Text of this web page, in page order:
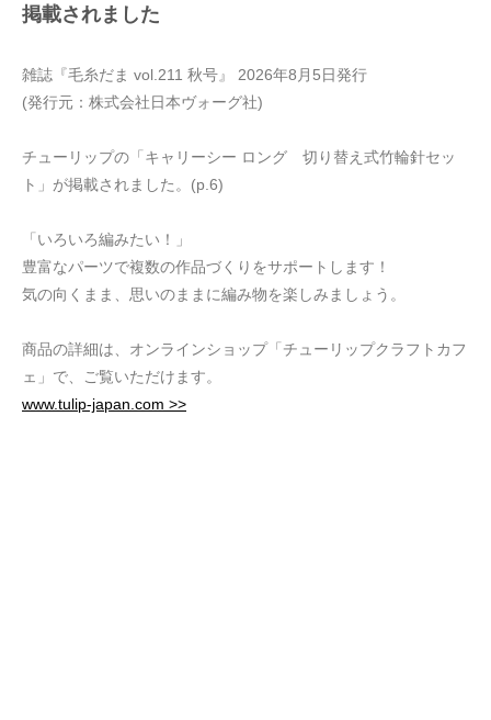
掲載されました
雑誌『毛糸だま vol.211 秋号』 2026年8月5日発行
(発行元：株式会社日本ヴォーグ社)
チューリップの「キャリーシー ロング 切り替え式竹輪針セッ
ト」が掲載されました。(p.6)
「いろいろ編みたい！」
豊富なパーツで複数の作品づくりをサポートします！
気の向くまま、思いのままに編み物を楽しみましょう。
商品の詳細は、オンラインショップ「チューリップクラフトカフ
ェ」で、ご覧いただけます。
www.tulip-japan.com >>